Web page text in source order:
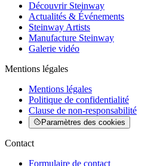
Découvrir Steinway
Actualités & Événements
Steinway Artists
Manufacture Steinway
Galerie vidéo
Mentions légales
Mentions légales
Politique de confidentialité
Clause de non-responsabilité
Paramètres des cookies
Contact
Formulaire de contact